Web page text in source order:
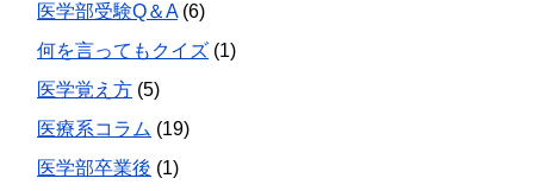
医学部受験Q＆A(6)
何を言ってもクイズ (1)
医学覚え方 (5)
医療系コラム (19)
医学部卒業後 (1)